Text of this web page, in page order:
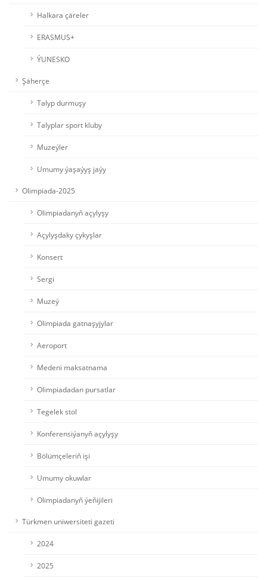
Halkara çäreler
ERASMUS+
ÝUNESKO
Şäherçe
Talyp durmuşy
Talyplar sport kluby
Muzeýler
Umumy ýaşaýyş jaýy
Olimpiada-2025
Olimpiadanyň açylyşy
Açylyşdaky çykyşlar
Konsert
Sergi
Muzeý
Olimpiada gatnaşyjylar
Aeroport
Medeni maksatnama
Olimpiadadan pursatlar
Tegelek stol
Konferensiýanyň açylyşy
Bölümçeleriň işi
Umumy okuwlar
Olimpiadanyň ýeňijileri
Türkmen uniwersiteti gazeti
2024
2025